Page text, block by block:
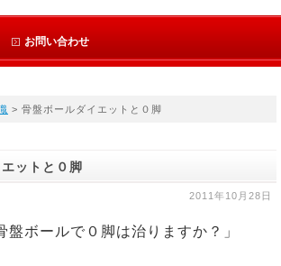
お問い合わせ
> 骨盤ボールダイエットと０脚
ットと０脚
2011年10月28日
盤ボールで０脚は治りますか？」